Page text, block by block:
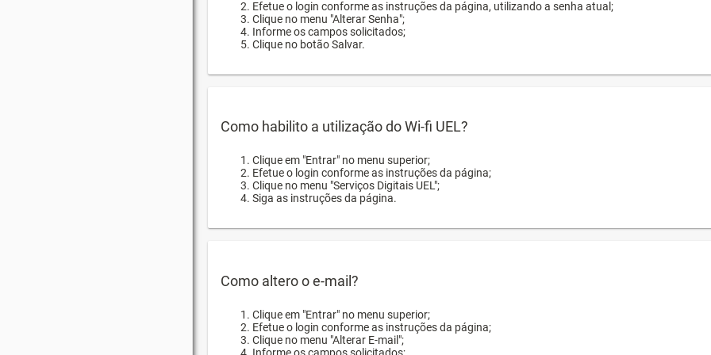
Efetue o login conforme as instruções da página, utilizando a senha atual;
Clique no menu "Alterar Senha";
Informe os campos solicitados;
Clique no botão Salvar.
Como habilito a utilização do Wi-fi UEL?
Clique em "Entrar" no menu superior;
Efetue o login conforme as instruções da página;
Clique no menu "Serviços Digitais UEL";
Siga as instruções da página.
Como altero o e-mail?
Clique em "Entrar" no menu superior;
Efetue o login conforme as instruções da página;
Clique no menu "Alterar E-mail";